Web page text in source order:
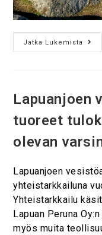
Jatka Lukemista
Lapuanjoen
tuoreet
olevan
Lapuanjoen
yhteistarkkailuna
Yhteistarkkailu
Lapuan Peruna
myös muita